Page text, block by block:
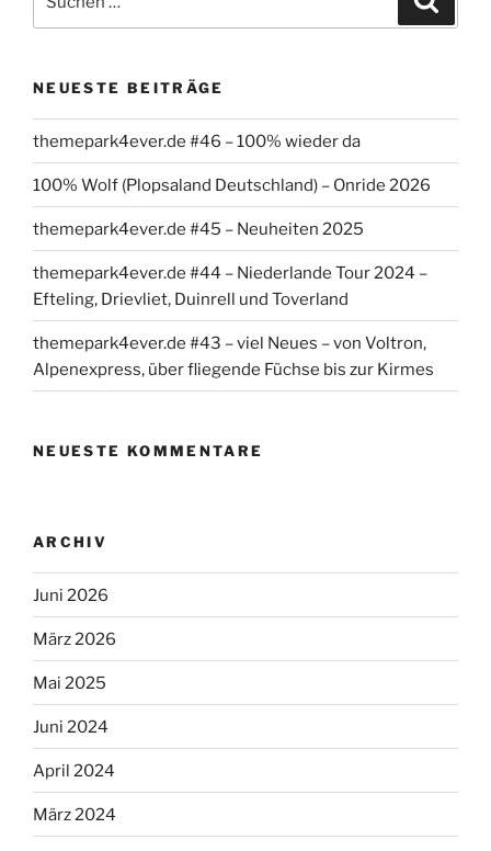
nach:
NEUESTE BEITRÄGE
themepark4ever.de #46 – 100% wieder da
100% Wolf (Plopsaland Deutschland) – Onride 2026
themepark4ever.de #45 – Neuheiten 2025
themepark4ever.de #44 – Niederlande Tour 2024 –
Efteling, Drievliet, Duinrell und Toverland
themepark4ever.de #43 – viel Neues – von Voltron,
Alpenexpress, über fliegende Füchse bis zur Kirmes
NEUESTE KOMMENTARE
ARCHIV
Juni 2026
März 2026
Mai 2025
Juni 2024
April 2024
März 2024